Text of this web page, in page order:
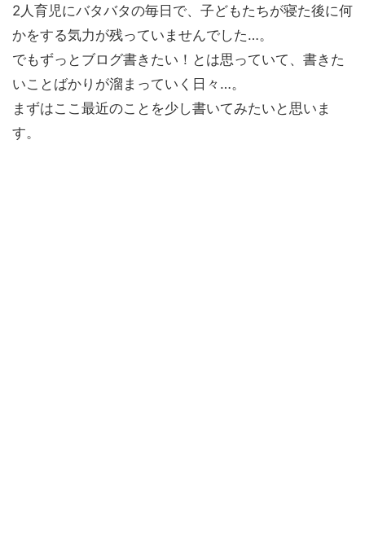
2人育児にバタバタの毎日で、子どもたちが寝た後に何
かをする気力が残っていませんでした…。
でもずっとブログ書きたい！とは思っていて、書きた
いことばかりが溜まっていく日々…。
まずはここ最近のことを少し書いてみたいと思いま
す。